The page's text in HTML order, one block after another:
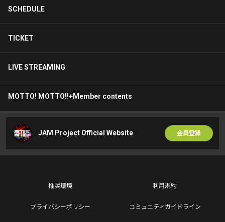
SCHEDULE
TICKET
LIVE STREAMING
MOTTO! MOTTO!!+Member contents
JAM Project Official Website 会員登録
推奨環境 利用規約
プライバシーポリシー コミュニティガイドライン